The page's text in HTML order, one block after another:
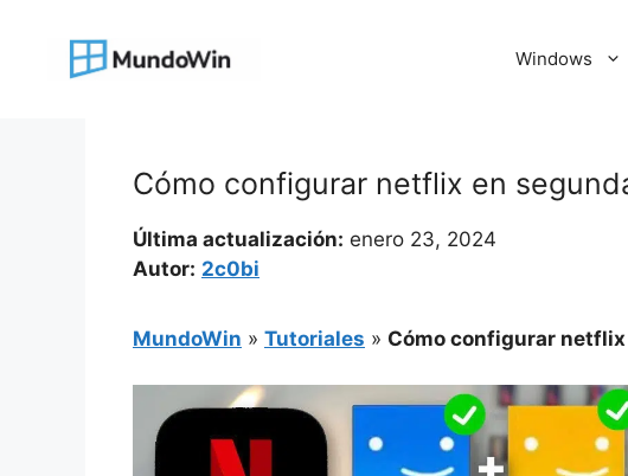
contenido
Windows
Cómo configurar netflix en
Última actualización: enero 23, 2024
Autor: 2c0bi
MundoWin » Tutoriales » Cómo configurar